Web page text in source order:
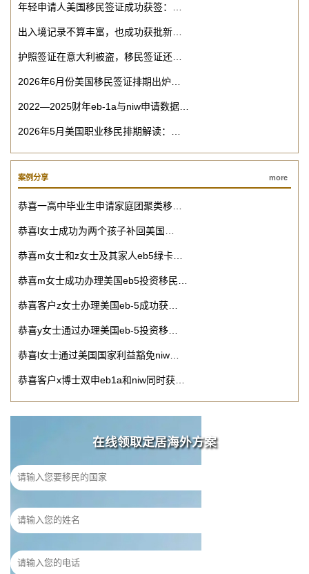
年轻申请人美国移民签证成功获签：…
出入境记录不算丰富，也成功获批新…
护照签证在意大利被盗，移民签证还…
2026年6月份美国移民签证排期出炉…
2022—2025财年eb-1a与niw申请数据…
2026年5月美国职业移民排期解读：…
案例分享 more
恭喜一高中毕业生申请家庭团聚类移…
恭喜l女士成功为两个孩子补回美国…
恭喜m女士和z女士及其家人eb5绿卡…
恭喜m女士成功办理美国eb5投资移民…
恭喜客户z女士办理美国eb-5成功获…
恭喜y女士通过办理美国eb-5投资移…
恭喜l女士通过美国国家利益豁免niw…
恭喜客户x博士双申eb1a和niw同时获…
在线领取定居海外方案